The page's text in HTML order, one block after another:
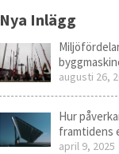
Nya Inlägg
augusti 26,
Hur
framtidens
april 9, 2025